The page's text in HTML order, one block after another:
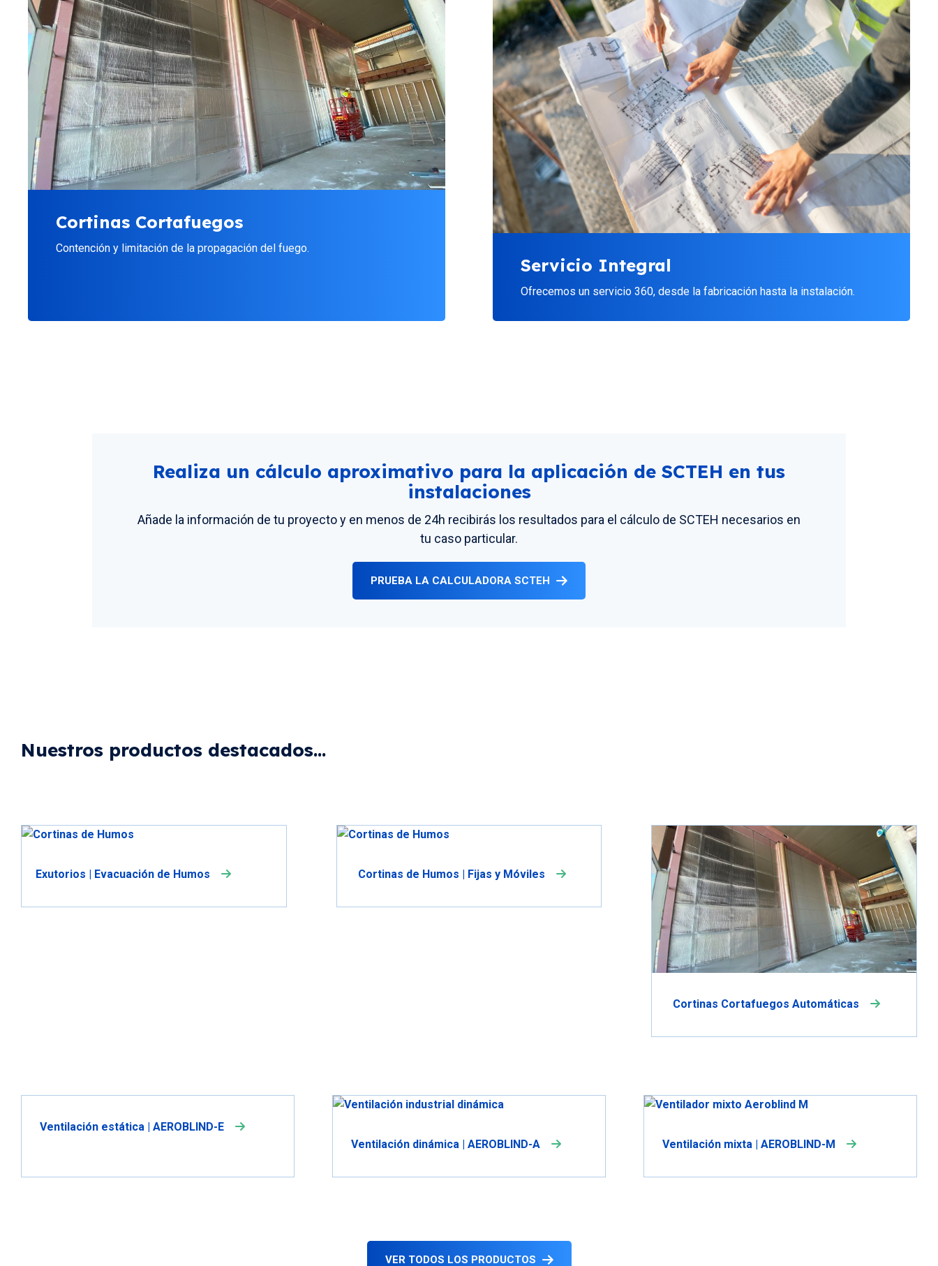
Cortinas Cortafuegos
Contención y limitación de la propagación del fuego.
Servicio Integral
Ofrecemos un servicio 360, desde la fabricación hasta la instalación.
Realiza un cálculo aproximativo para la aplicación de SCTEH en tus
instalaciones
Añade la información de tu proyecto y en menos de 24h recibirás los resultados para el cálculo de SCTEH necesarios en
tu caso particular.
PRUEBA LA CALCULADORA SCTEH
Nuestros productos destacados…
Exutorios | Evacuación de Humos Cortinas de Humos | Fijas y Móviles
Cortinas Cortafuegos Automáticas
Ventilación estática | AEROBLIND-E
Ventilación dinámica | AEROBLIND-A
Ventilación mixta | AEROBLIND-M
VER TODOS LOS PRODUCTOS